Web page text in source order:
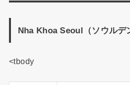
Nha Khoa Seoul（ソウルデ
<tbody